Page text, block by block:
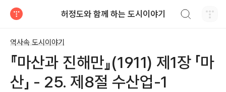
허정도와 함께 하는 도시이야기
역사속 도시이야기
『마산과 진해만』(1911) 제1장 「마
산」 - 25. 제8절 수산업-1